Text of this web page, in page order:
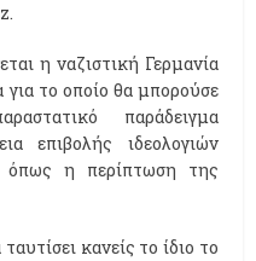
η ναζιστική Γερμανία
το οποίο θα μπορούσε
παράδειγμα
επιβολής ιδεολογιών
η περίπτωση της
κανείς το ίδιο το